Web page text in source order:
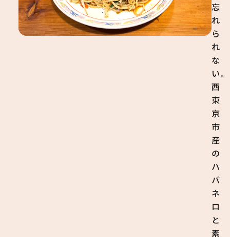
忘
れ
ら
れ
な
い。
西
東
京
市
産
の
ハ
バ
ネ
ロ
と
素